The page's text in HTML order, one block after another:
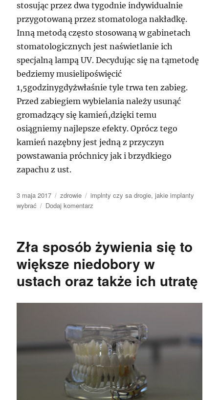
stosując przez dwa tygodnie indywidualnie
przygotowaną przez stomatologa nakładkę.
Inną metodą często stosowaną w gabinetach
stomatologicznych jest naświetlanie ich
specjalną lampą UV. Decydując się na tąmetodę
bedziemy musielipoświęcić
1,5godzinygdyżwłaśnie tyle trwa ten zabieg.
Przed zabiegiem wybielania należy usunąć
gromadzący się kamień,dzięki temu
osiągniemy najlepsze efekty. Oprócz tego
kamień nazębny jest jedną z przyczyn
powstawania próchnicy jak i brzydkiego
zapachu z ust.
Data
publikacji
3 maja 2017 Kategorie
zdrowie Tagi
implnty czy sa drogie,jakie implanty
wybrać
Dodaj komentarz
się
większe
braki
ich
brak
Zła sposób żywienia się to
większe niedobory w
ustach oraz także ich utratę